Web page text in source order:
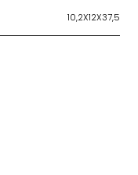
10,2X12X37,5